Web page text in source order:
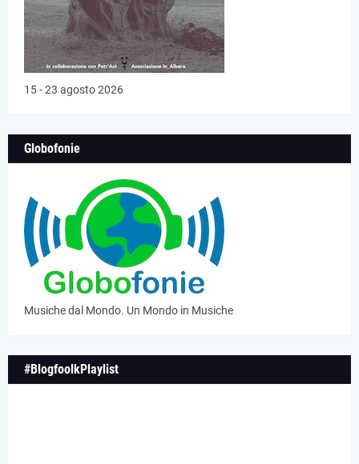
15 - 23 agosto 2026
Globofonie
Musiche dal Mondo. Un Mondo in Musiche
#BlogfoolkPlaylist